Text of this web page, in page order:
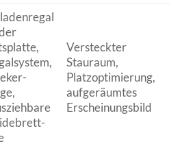
Versteckter
Stauraum,
Platzoptimierung,
aufgeräumtes
Erscheinungsbild